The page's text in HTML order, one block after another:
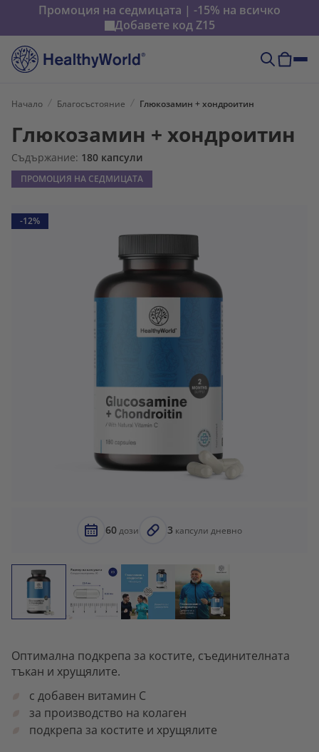
Промоция на седмицата | -15% на всичко
Добавете кодZ15
Начало Благосъстояние Глюкозамин + хондроитин
Глюкозамин + хондроитин
Съдържание: 180 капсули
ПРОМОЦИЯ НА СЕДМИЦАТА
-12%
60дози 3 капсули дневно
Оптимална подкрепа за костите, съединителната
тъкан и хрущялите.
с добавен витамин С
за производство на колаген
подкрепа за костите и хрущялите